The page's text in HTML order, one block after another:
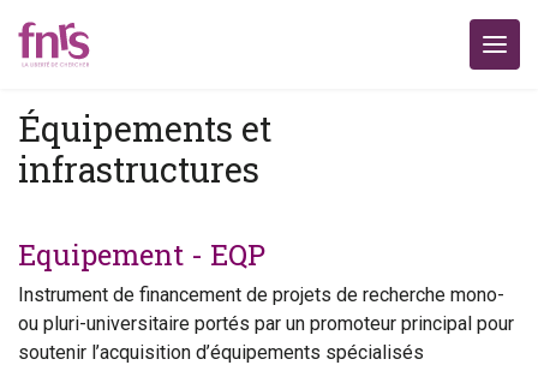
Équipements et
infrastructures
Equipement - EQP
Instrument de financement de projets de recherche mono-
ou pluri-universitaire portés par un promoteur principal pour
soutenir l’acquisition d’équipements spécialisés